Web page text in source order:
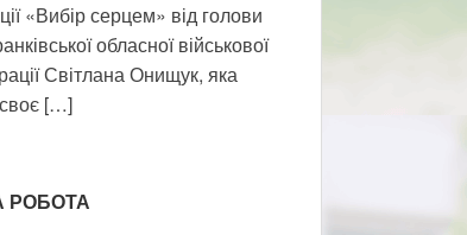
«Вибір серцем» від голови
обласної військової
Світлана Онищук, яка
[…]
РОБОТА